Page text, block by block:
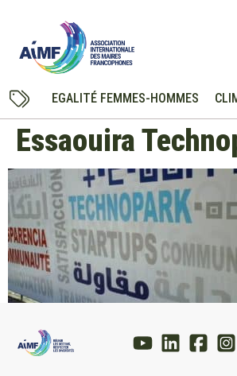
EGALITÉ FEMMES-HOMMES
Essaouira